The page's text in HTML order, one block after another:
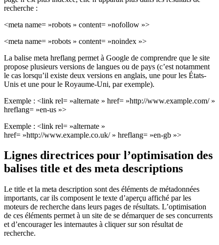
recherche :
<meta name= »robots » content= »nofollow »>
<meta name= »robots » content= »noindex »>
La balise meta hreflang permet à Google de comprendre que le site
propose plusieurs versions de langues ou de pays (c’est notamment
le cas lorsqu’il existe deux versions en anglais, une pour les États-
Unis et une pour le Royaume-Uni, par exemple).
Exemple : <link rel= »alternate » href= »http://www.example.com/ »
hreflang= »en-us »>
Exemple : <link rel= »alternate »
href= »http://www.example.co.uk/ » hreflang= »en-gb »>
Lignes directrices pour l’optimisation des
balises title et des meta descriptions
Le title et la meta description sont des éléments de métadonnées
importants, car ils composent le texte d’aperçu affiché par les
moteurs de recherche dans leurs pages de résultats. L’optimisation
de ces éléments permet à un site de se démarquer de ses concurrents
et d’encourager les internautes à cliquer sur son résultat de
recherche.